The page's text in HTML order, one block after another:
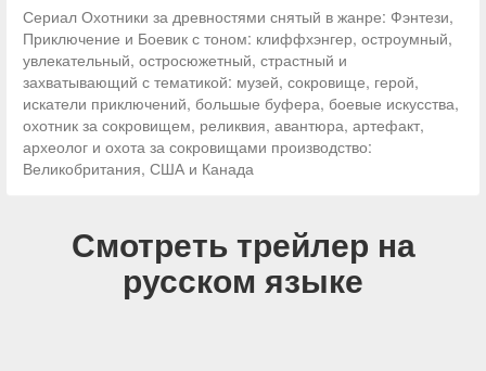
Сериал Охотники за древностями снятый в жанре: Фэнтези,
Приключение и Боевик с тоном: клиффхэнгер, остроумный,
увлекательный, остросюжетный, страстный и
захватывающий с тематикой: музей, сокровище, герой,
искатели приключений, большые буфера, боевые искусства,
охотник за сокровищем, реликвия, авантюра, артефакт,
археолог и охота за сокровищами производство:
Великобритания, США и Канада
Смотреть трейлер на
русском языке